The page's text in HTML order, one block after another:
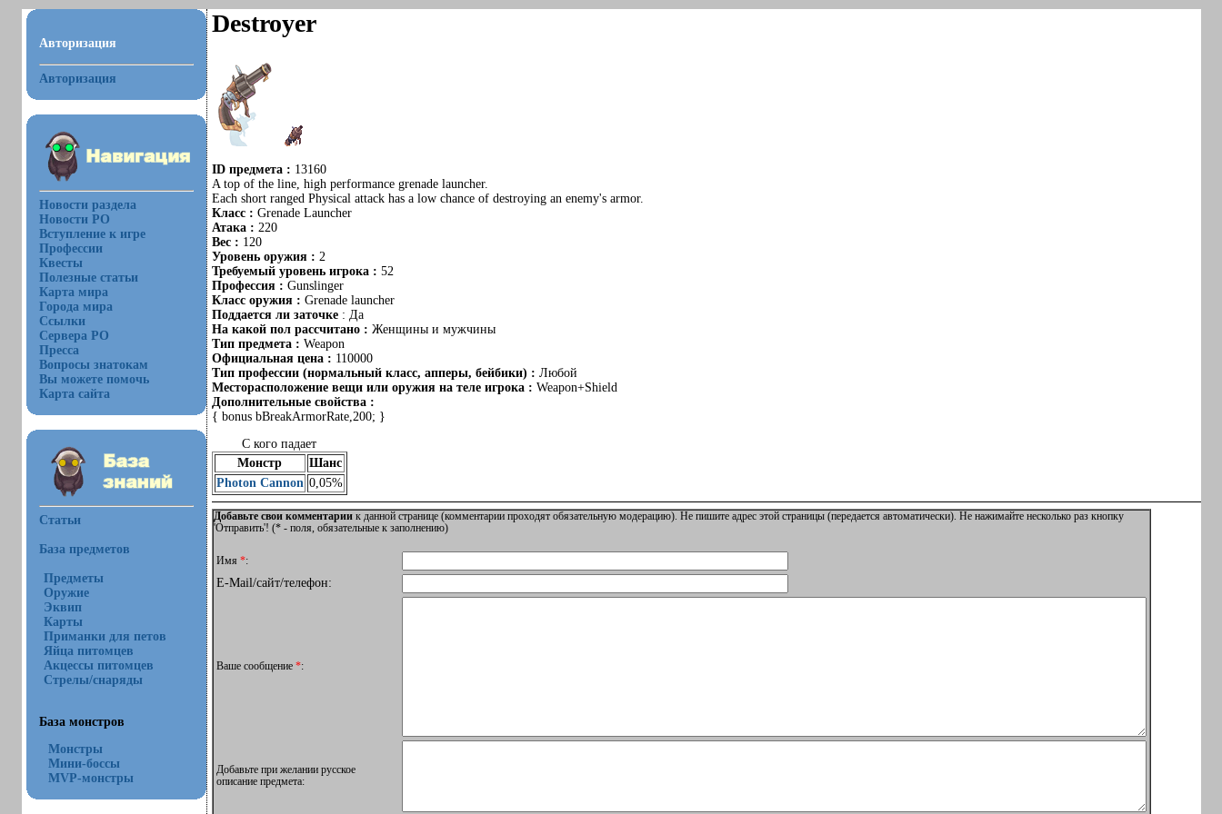
Авторизация
Авторизация
Новости раздела
Новости РО
Вступление к игре
Профессии
Квесты
Полезные статьи
Карта мира
Города мира
Ссылки
Сервера РО
Пресса
Вопросы знатокам
Вы можете помочь
Карта сайта
Статьи
База предметов
Предметы
Оружие
Эквип
Карты
Приманки для петов
Яйца питомцев
Акцессы питомцев
Стрелы/снаряды
База монстров
Монстры
Мини-боссы
MVP-монстры
Destroyer
ID предмета : 13160
A top of the line, high performance grenade launcher.
Each short ranged Physical attack has a low chance of destroying an enemy's armor.
Класс : Grenade Launcher
Атака : 220
Вес : 120
Уровень оружия : 2
Требуемый уровень игрока : 52
Профессия : Gunslinger
Класс оружия : Grenade launcher
Поддается ли заточке : Да
На какой пол рассчитано : Женщины и мужчины
Тип предмета : Weapon
Официальная цена : 110000
Тип профессии (нормальный класс, апперы, бейбики) : Любой
Месторасположение вещи или оружия на теле игрока : Weapon+Shield
Дополнительные свойства :
{ bonus bBreakArmorRate,200; }
С кого падает
Монстр
Шанс
Photon Cannon 0,05%
Добавьте свои комментариик данной странице (комментарии проходят обязательную модерацию). Не пишите адрес этой страницы (передается автоматически). Не нажимайте несколько раз кнопку
'Отправить'! (*- поля, обязательные к заполнению)
Имя *:
E-Mail/сайт/телефон:
Ваше сообщение *:
Добавьте при желании русское
описание предмета: